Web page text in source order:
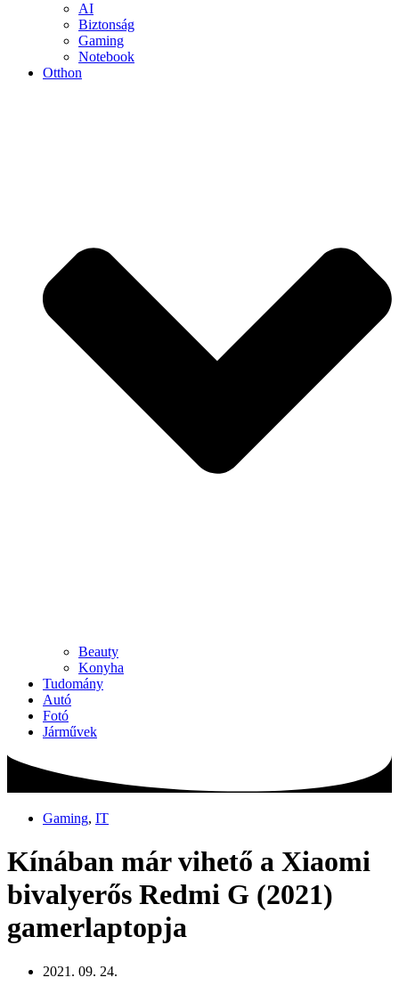
AI
Biztonság
Gaming
Notebook
Otthon
Beauty
Konyha
Tudomány
Autó
Fotó
Járművek
Gaming, IT
Kínában már vihető a Xiaomi
bivalyerős Redmi G (2021)
gamerlaptopja
2021. 09. 24.